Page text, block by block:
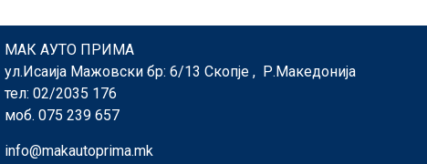
МАК АУТО ПРИМА
ул.Исаија Мажовски бр: 6/13 Скопје , Р.Македонија
тел: 02/2035 176
моб. 075 239 657
info@makautoprima.mk